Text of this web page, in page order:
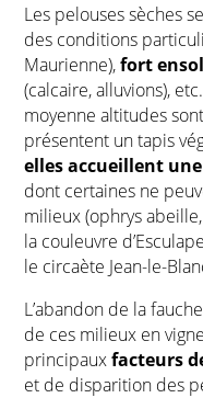
Les pelouses sèches
des conditions
Maurienne),fort
(calcaire, alluvions),
moyenne altitudes
présentent un tapis
elles accueillent
dont certaines ne
milieux (ophrys
la couleuvre
le circaète Jean-le-
L’abandon de la
de ces milieux en
principauxfacteurs
et de disparition des